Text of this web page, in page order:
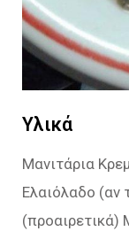
Υλικά
Μανιτάρια
Ελαιόλαδο (αν
(προαιρετικά)